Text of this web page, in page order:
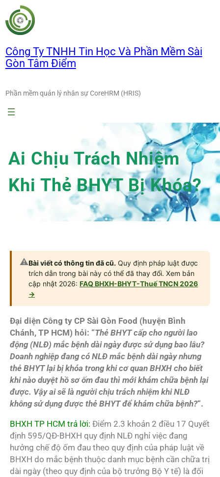
Chuyển
đến
phần
dung
Công Ty TNHH Tin Học Và Phần Mềm Sài
Gòn Tâm Điểm
Phần mềm quản lý nhân sự CoreHRM (HRIS)
Ai Chịu Trách Nhiệm
Khi Thẻ BHYT Bị Khóa?
⚠️Bài viết có thông tin đã cũ. Quy định pháp luật được
trích dẫn trong bài này có thể đã thay đổi. Xem bản
cập nhật 2026: FAQ BHXH-BHYT-Thuế TNCN 2026
→
Đại diện Công ty CP Sài Gòn Food (huyện Bình
Chánh, TP HCM) hỏi: “Thẻ BHYT cấp cho người lao
động (NLĐ) mắc bệnh dài ngày được sử dụng bao lâu?
Doanh nghiệp đang có NLĐ mắc bệnh dài ngày nhưng
thẻ BHYT lại bị khóa trong khi cơ quan BHXH cho biết
khi nào duyệt hồ sơ ốm đau thì mới khám chữa bệnh lại
được. Vậy ai sẽ là người chịu trách nhiệm khi NLĐ
không sử dụng được thẻ BHYT để khám chữa bệnh?“.
BHXH TP HCM trả lời: Điểm 2.3 khoản 2 điều 17 Quyết
định 595/QĐ-BHXH quy định NLĐ nghỉ việc đang
hưởng chế độ ốm đau theo quy định của pháp luật về
BHXH do mắc bệnh thuộc danh mục bệnh cần chữa trị
dài ngày (theo quy định của bộ trưởng Bộ Y tế) là đối